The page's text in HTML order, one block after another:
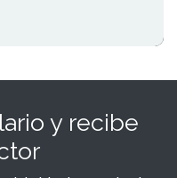
y recibe